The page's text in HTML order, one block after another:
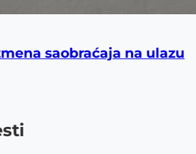
saobraćaja na ulazu